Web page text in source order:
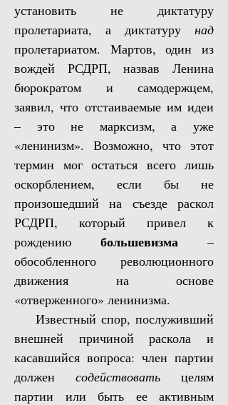
установить не диктатуру
пролетариата, а диктатуру над
пролетариатом. Мартов, один из
вождей РСДРП, назвав Ленина
бюрократом и самодержцем,
заявил, что отстаиваемые им идеи
– это не марксизм, а уже
«ленинизм». Возможно, что этот
термин мог остаться всего лишь
оскорблением, если бы не
произошедший на съезде раскол
РСДРП, который привел к
рождению большевизма –
обособленного революционного
движения на основе
«отверженного» ленинизма.
Известный спор, послуживший
внешней причиной раскола и
касавшийся вопроса: член партии
должен содействовать целям
партии или быть ее активным